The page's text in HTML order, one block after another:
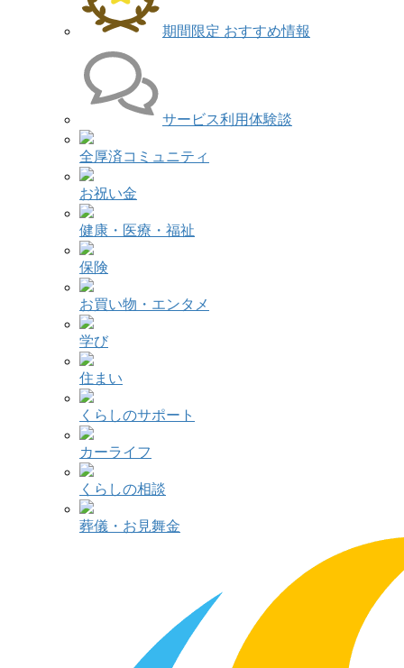
期間限定 おすすめ情報
サービス利用体験談
全厚済コミュニティ
お祝い金
健康・医療・福祉
保険
お買い物・エンタメ
学び
住まい
くらしのサポート
カーライフ
くらしの相談
葬儀・お見舞金